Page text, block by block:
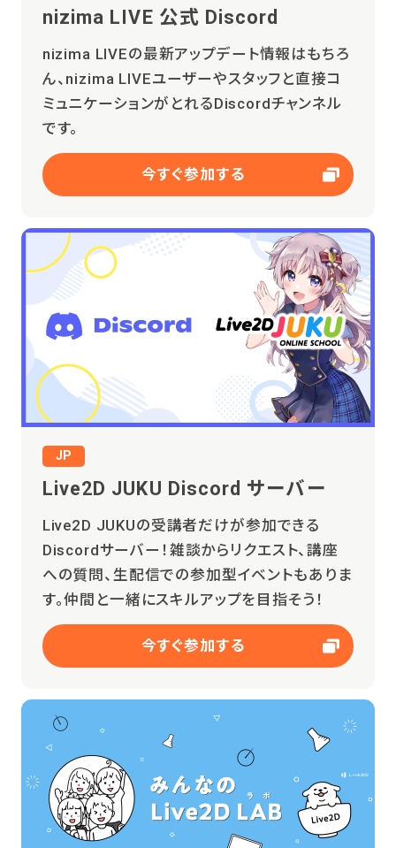
nizima LIVE 公式 Discord
nizima LIVEの最新アップデート情報はもちろ
ん、nizima LIVEユーザーやスタッフと直接コ
ミュニケーションがとれるDiscordチャンネル
です。
今すぐ参加する
JP
Live2D JUKU Discord サーバー
Live2D JUKUの受講者だけが参加できる
Discordサーバー！雑談からリクエスト、講座
への質問、生配信での参加型イベントもありま
す。仲間と一緒にスキルアップを目指そう！
今すぐ参加する